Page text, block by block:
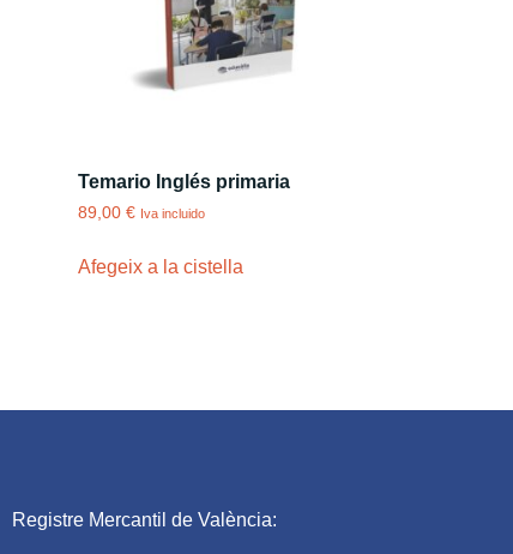
Temario Inglés primaria
89,00 € Iva incluido
Afegeix a la cistella
Registre Mercantil de València: